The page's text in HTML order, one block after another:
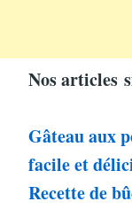
Nos articles
Gâteau aux
facile et
Recette de